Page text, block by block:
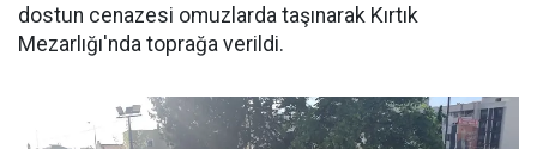
dostun cenazesi omuzlarda taşınarak Kırtık
Mezarlığı'nda toprağa verildi.